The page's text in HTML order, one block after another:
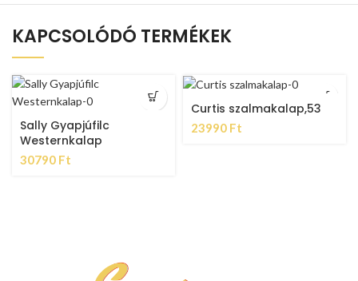
KAPCSOLÓDÓ TERMÉKEK
Sally Gyapjúfilc
Westernkalap
30790 Ft
Curtis szalmakalap,53
23990 Ft